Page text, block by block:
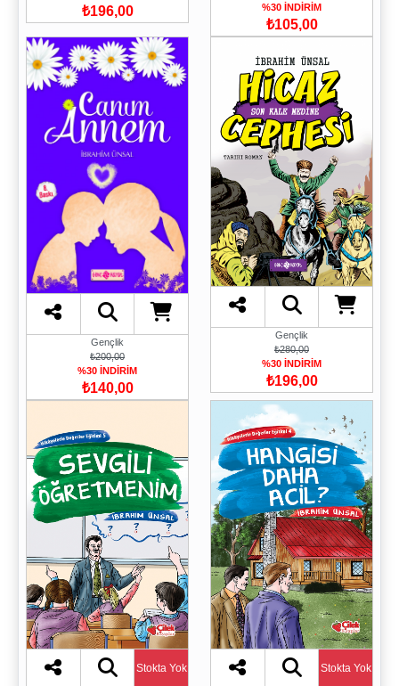
₺196,00 %30 İNDİRİM
₺105,00
Gençlik
₺200,00
%30 İNDİRİM
₺140,00
Gençlik
₺280,00
%30 İNDİRİM
₺196,00
Stokta Yok Stokta Yok